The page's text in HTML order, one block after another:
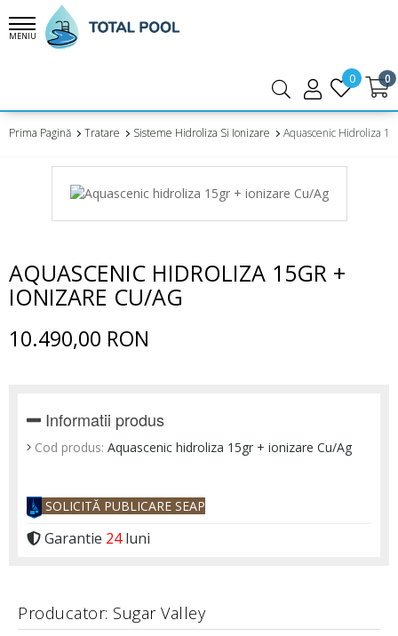
MENIU
0 0
Prima Pagină Tratare Sisteme Hidroliza Si Ionizare Aquascenic Hidroliza
AQUASCENIC HIDROLIZA 15GR +
IONIZARE CU/AG
10.490,00 RON
Informatii produs
Cod produs: Aquascenic hidroliza 15gr + ionizare Cu/Ag
SOLICITĂ PUBLICARE SEAP
Garantie 24luni
Producator: Sugar Valley